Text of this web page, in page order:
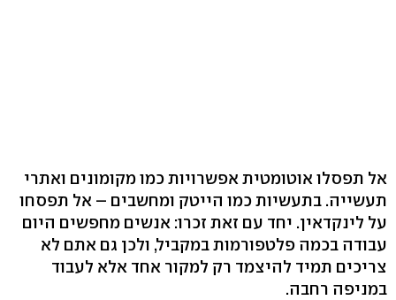
אל תפסלו אוטומטית אפשרויות כמו מקומונים ואתרי
תעשייה. בתעשיות כמו הייטק ומחשבים – אל תפסחו
על לינקדאין. יחד עם זאת זכרו: אנשים מחפשים היום
עבודה בכמה פלטפורמות במקביל, ולכן גם אתם לא
צריכים תמיד להיצמד רק למקור אחד אלא לעבוד
במניפה רחבה.